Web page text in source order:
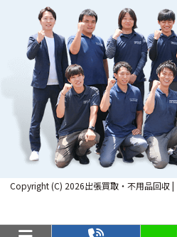
Copyright (C) 2026出張買取・不用品回収 |